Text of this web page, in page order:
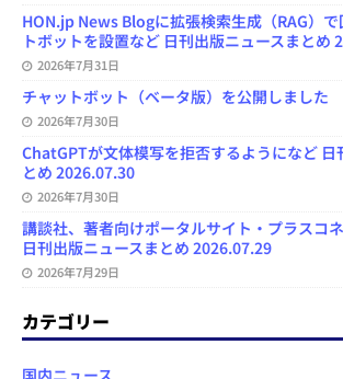
HON.jp News Blogに拡張検索生成（RAG）
トボットを設置など 日刊出版ニュースまとめ
2026年7月31日
チャットボット（ベータ版）を公開しました
2026年7月30日
ChatGPTが文体模写を拒否するようになど 日
とめ 2026.07.30
2026年7月30日
講談社、著者向けポータルサイト・プラスコ
日刊出版ニュースまとめ 2026.07.29
2026年7月29日
カテゴリー